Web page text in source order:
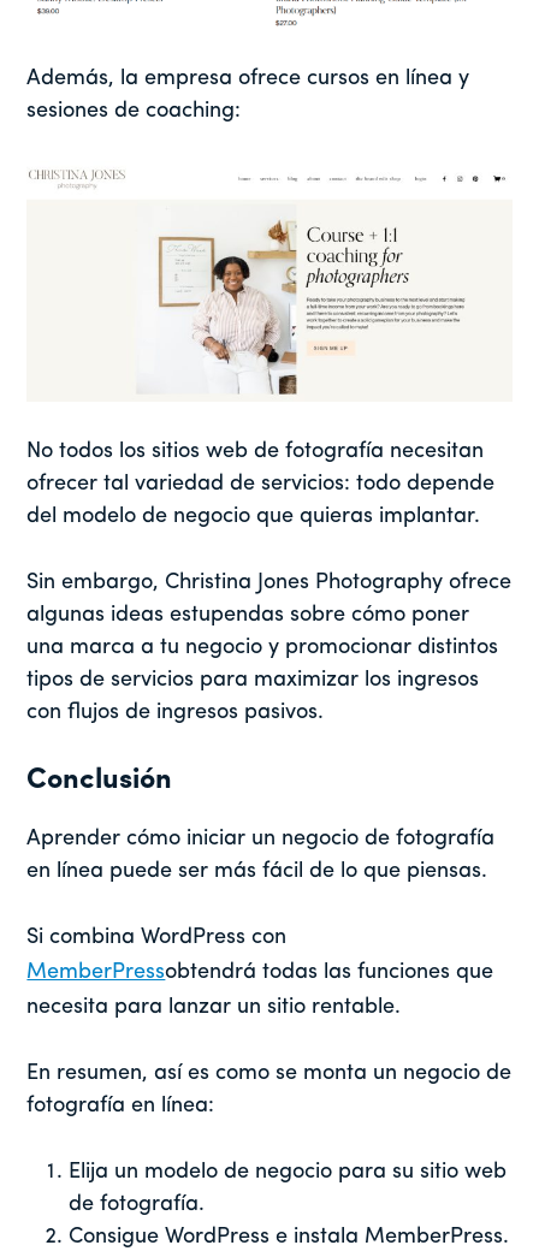
Además, la empresa ofrece cursos en línea y
sesiones de coaching:
No todos los sitios web de fotografía necesitan
ofrecer tal variedad de servicios: todo depende
del modelo de negocio que quieras implantar.
Sin embargo, Christina Jones Photography ofrece
algunas ideas estupendas sobre cómo poner
una marca a tu negocio y promocionar distintos
tipos de servicios para maximizar los ingresos
con flujos de ingresos pasivos.
Conclusión
Aprender cómo iniciar un negocio de fotografía
en línea puede ser más fácil de lo que piensas.
Si combina WordPress con
MemberPressobtendrá todas las funciones que
necesita para lanzar un sitio rentable.
En resumen, así es como se monta un negocio de
fotografía en línea:
Elija un modelo de negocio para su sitio web
de fotografía.
Consigue WordPress e instala MemberPress.